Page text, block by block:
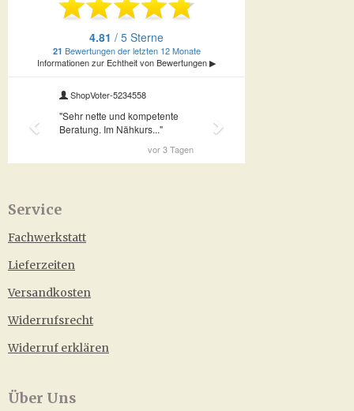
Service
Fachwerkstatt
Lieferzeiten
Versandkosten
Widerrufsrecht
Widerruf erklären
Über Uns